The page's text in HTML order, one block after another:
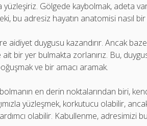
yüzleşiriz. Gölgede kaybolmak, adeta
bu adresiz hayatın anatomisi nasıl
aidiyet duygusu kazandırır. Ancak
bir yer bulmakta zorlanırız. Bu,
ve bir amacı aramak.
en derin noktalarından biri,
yüzleşmek, korkutucu olabilir,
olabilir. Kabullenme, adresimizi